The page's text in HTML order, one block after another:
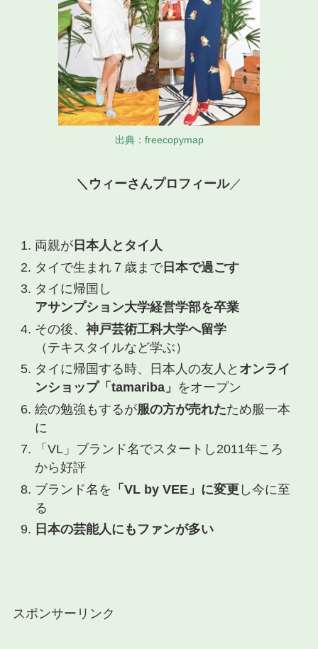
出典：freecopymap
＼ウィーさんプロフィール／
両親が 日本人とタイ人
タイで生まれ７歳まで日本で過ごす
タイに帰国し
アサンプション大学経営学部を卒業
その後、神戸芸術工科大学へ留学
（テキスタイルなど学ぶ）
タイに帰国する時、日本人の友人と オンライ
ンショップ「tamariba」 をオープン
絵の勉強もするが服の方が売れたため服一本
に
「VL」ブランド名でスタートし2011年ころ
から好評
ブランド名を 「VL by VEE」に変更 し今に至
る
日本の芸能人にもファンが多い
スポンサーリンク